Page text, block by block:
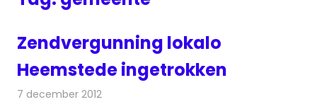
Zendvergunning lokalo
Heemstede ingetrokken
7 december 2012